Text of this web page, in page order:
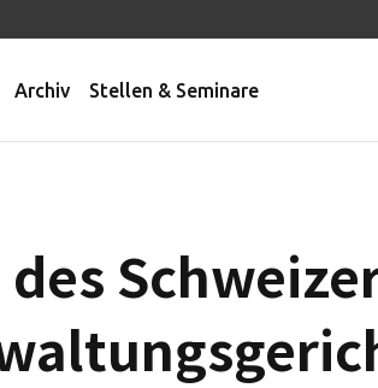
Archiv Stellen & Seminare